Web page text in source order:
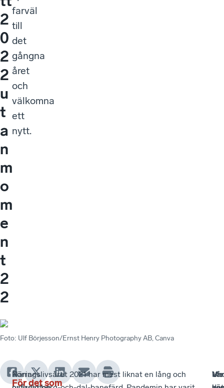
2
0
2
2
u
t
a
n
m
o
m
e
n
t
2
2
farväl
till
det
gångna
året
och
välkomna
ett
nytt.
Foto: Ulf Börjesson/Ernst Henry Photography AB, Canva
Förra
För det som
Näringslivsåret 2021 har mest liknat en lång och
Vi